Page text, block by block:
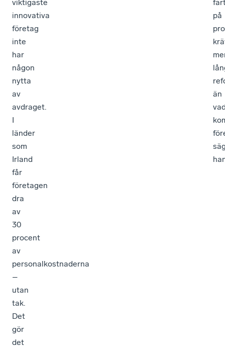
viktigaste
innovativa
företag
inte
har
någon
nytta
av
avdraget.
I
länder
som
Irland
får
företagen
dra
av
30
procent
av
personalkostnaderna
–
utan
tak.
Det
gör
det
på
än